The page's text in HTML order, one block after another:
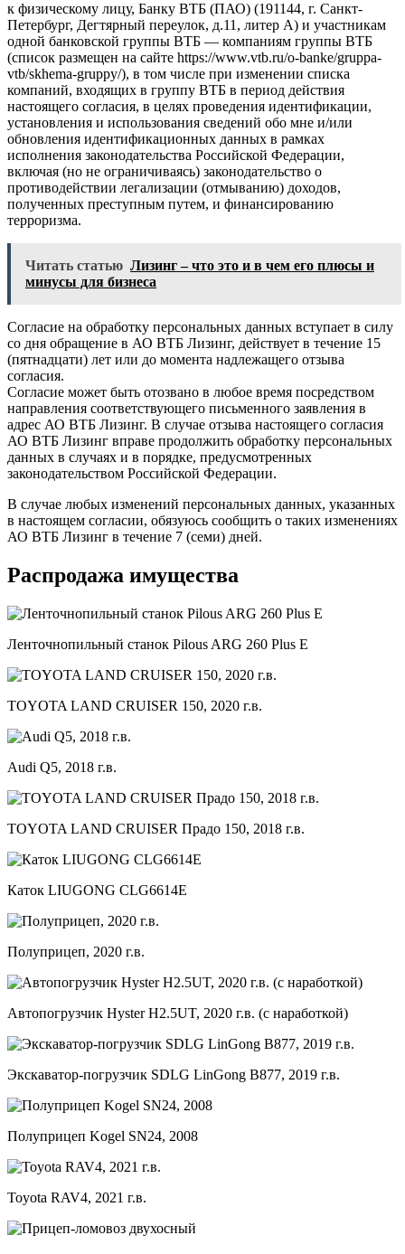
к физическому лицу, Банку ВТБ (ПАО) (191144, г. Санкт-
Петербург, Дегтярный переулок, д.11, литер А) и участникам
одной банковской группы ВТБ — компаниям группы ВТБ
(список размещен на сайте https://www.vtb.ru/o-banke/gruppa-
vtb/skhema-gruppy/), в том числе при изменении списка
компаний, входящих в группу ВТБ в период действия
настоящего согласия, в целях проведения идентификации,
установления и использования сведений обо мне и/или
обновления идентификационных данных в рамках
исполнения законодательства Российской Федерации,
включая (но не ограничиваясь) законодательство о
противодействии легализации (отмыванию) доходов,
полученных преступным путем, и финансированию
терроризма.
Читать статью Лизинг – что это и в чем его плюсы и
минусы для бизнеса
Согласие на обработку персональных данных вступает в силу
со дня обращение в АО ВТБ Лизинг, действует в течение 15
(пятнадцати) лет или до момента надлежащего отзыва
согласия.
Согласие может быть отозвано в любое время посредством
направления соответствующего письменного заявления в
адрес АО ВТБ Лизинг. В случае отзыва настоящего согласия
АО ВТБ Лизинг вправе продолжить обработку персональных
данных в случаях и в порядке, предусмотренных
законодательством Российской Федерации.
В случае любых изменений персональных данных, указанных
в настоящем согласии, обязуюсь сообщить о таких изменениях
АО ВТБ Лизинг в течение 7 (семи) дней.
Распродажа имущества
Ленточнопильный станок Pilous ARG 260 Plus E
TOYOTA LAND CRUISER 150, 2020 г.в.
Audi Q5, 2018 г.в.
TOYOTA LAND CRUISER Прадо 150, 2018 г.в.
Каток LIUGONG CLG6614E
Полуприцеп, 2020 г.в.
Автопогрузчик Hyster H2.5UT, 2020 г.в. (с наработкой)
Экскаватор-погрузчик SDLG LinGong B877, 2019 г.в.
Полуприцеп Kogel SN24, 2008
Toyota RAV4, 2021 г.в.